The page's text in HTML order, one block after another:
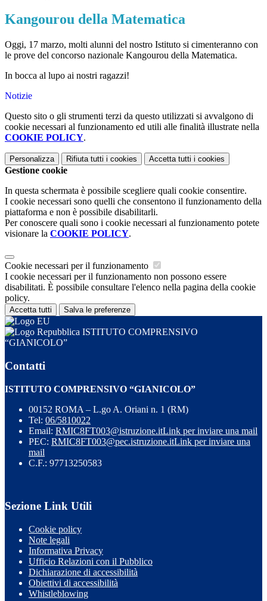
Kangourou della Matematica
Oggi, 17 marzo, molti alunni del nostro Istituto si cimenteranno con
le prove del concorso nazionale Kangourou della Matematica.
In bocca al lupo ai nostri ragazzi!
Notizie
Questo sito o gli strumenti terzi da questo utilizzati si avvalgono di
cookie necessari al funzionamento ed utili alle finalità illustrate nella
COOKIE POLICY.
Personalizza Rifiuta tutti i cookies Accetta tutti i cookies
Gestione cookie
In questa schermata è possibile scegliere quali cookie consentire.
I cookie necessari sono quelli che consentono il funzionamento della
piattaforma e non è possibile disabilitarli.
Per conoscere quali sono i cookie necessari al funzionamento potete
visionare la COOKIE POLICY.
Cookie necessari per il funzionamento
I cookie necessari per il funzionamento non possono essere
disabilitati. È possibile consultare l'elenco nella pagina della cookie
policy.
Accetta tutti Salva le preferenze
ISTITUTO COMPRENSIVO
“GIANICOLO”
Contatti
ISTITUTO COMPRENSIVO “GIANICOLO”
00152 ROMA – L.go A. Oriani n. 1 (RM)
Tel: 06/5810022
Email: RMIC8FT003@istruzione.itLink per inviare una mail
PEC: RMIC8FT003@pec.istruzione.itLink per inviare una
mail
C.F.: 97713250583
Sezione Link Utili
Cookie policy
Note legali
Informativa Privacy
Ufficio Relazioni con il Pubblico
Dichiarazione di accessibilità
Obiettivi di accessibilità
Whistleblowing